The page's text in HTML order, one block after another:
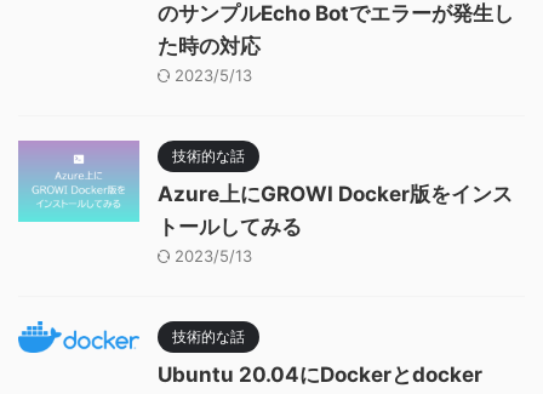
のサンプルEcho Botでエラーが発生し
た時の対応
2023/5/13
技術的な話
Azure上にGROWI Docker版をインス
トールしてみる
2023/5/13
技術的な話
Ubuntu 20.04にDockerとdocker